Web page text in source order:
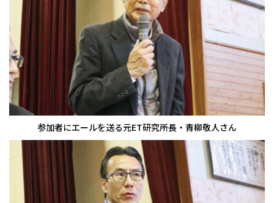
参加者にエールを送る元ET研究所長・青柳敬人さん